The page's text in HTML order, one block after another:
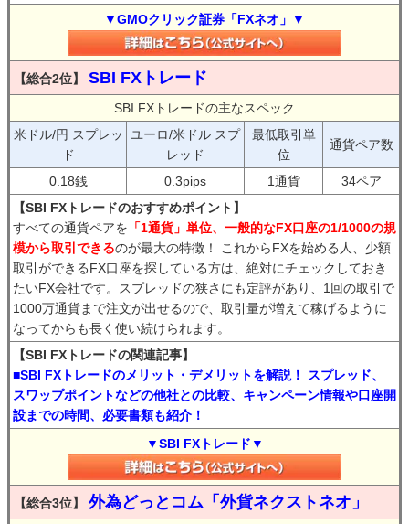
▼GMOクリック証券「FXネオ」▼
【総合2位】 SBI FXトレード
SBI FXトレードの主なスペック
米ドル/円 スプレッ
ド
ユーロ/米ドル スプ
レッド
最低取引単
位
通貨ペア数
0.18銭 0.3pips 1通貨
34ペア
【SBI FXトレードのおすすめポイント】
すべての通貨ペアを 「1通貨」単位、一般的なFX口座の1/1000の規
模から取引できるのが最大の特徴！ これからFXを始める人、少額
取引ができるFX口座を探している方は、絶対にチェックしておき
たいFX会社です。スプレッドの狭さにも定評があり、1回の取引で
1000万通貨まで注文が出せるので、取引量が増えて稼げるように
なってからも長く使い続けられます。
【SBI FXトレードの関連記事】
■SBI FXトレードのメリット・デメリットを解説！ スプレッド、
スワップポイントなどの他社との比較、キャンペーン情報や口座開
設までの時間、必要書類も紹介！
▼SBI FXトレード▼
【総合3位】 外為どっとコム「外貨ネクストネオ」